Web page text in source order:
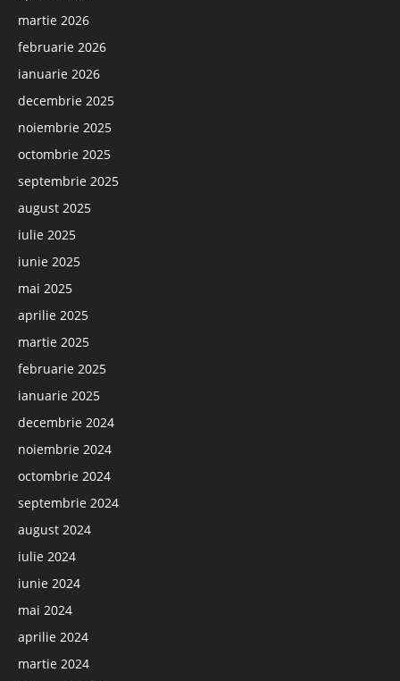
martie 2026
februarie 2026
ianuarie 2026
decembrie 2025
noiembrie 2025
octombrie 2025
septembrie 2025
august 2025
iulie 2025
iunie 2025
mai 2025
aprilie 2025
martie 2025
februarie 2025
ianuarie 2025
decembrie 2024
noiembrie 2024
octombrie 2024
septembrie 2024
august 2024
iulie 2024
iunie 2024
mai 2024
aprilie 2024
martie 2024